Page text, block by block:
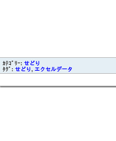
ｶﾃｺﾞﾘｰ: せどり
ﾀｸﾞ: せどり, エクセルデータ